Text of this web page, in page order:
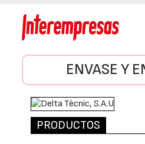
ENVASE Y
PRODUCTOS